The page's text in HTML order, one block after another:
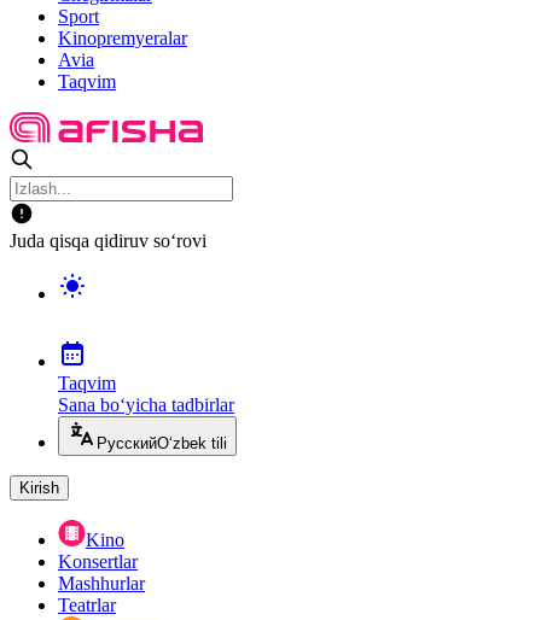
Sport
Kinopremyeralar
Avia
Taqvim
Juda qisqa qidiruv so‘rovi
Taqvim
Sana bo‘yicha tadbirlar
РусскийO‘zbek tili
Kirish
Kino
Konsertlar
Mashhurlar
Teatrlar